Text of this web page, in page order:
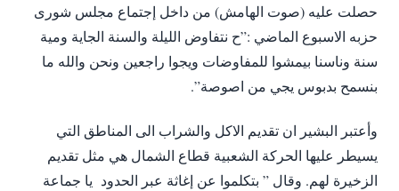
حصلت عليه (صوت الهامش) من داخل إجتماع مجلس شورى
حزبه الاسبوع الماضي :”ح نتفاوض الليلة والسنة الجاية ومية
سنة وناسنا بيمشوا للمفاوضات ويجوا راجعين ونحن والله ما
بنسمح بدبوس يجي من اصوصة”.
وأعتبر البشير ان تقديم الاكل والشراب الى المناطق التي
يسيطر عليها الحركة الشعبية قطاع الشمال هي مثل تقديم
الزخيرة لهم. وقال ” بتكلموا عن إغاثة عبر الحدود يا جماعة